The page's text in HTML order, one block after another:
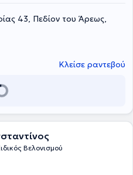
πλήθος ιατρικών σεμιναρίων
και στην εκπόνηση ιατρικών
43, Πεδίον του Άρεως,
Κλείσε ραντεβού
Βελονισμού